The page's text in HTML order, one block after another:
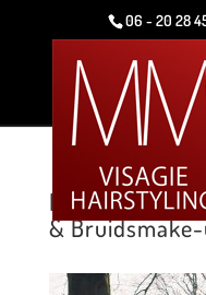
06 - 20 28
MM Visagie &
&